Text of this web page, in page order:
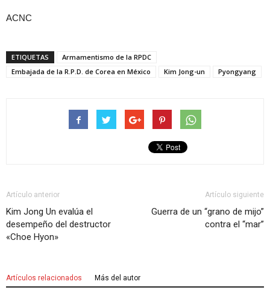
ACNC
ETIQUETAS
Armamentismo de la RPDC
Embajada de la R.P.D. de Corea en México
Kim Jong-un Pyongyang
Artículo anterior
Kim Jong Un evalúa el
desempeño del destructor
«Choe Hyon»
Artículo siguiente
Guerra de un “grano de mijo”
contra el “mar”
Artículos relacionados Más del autor